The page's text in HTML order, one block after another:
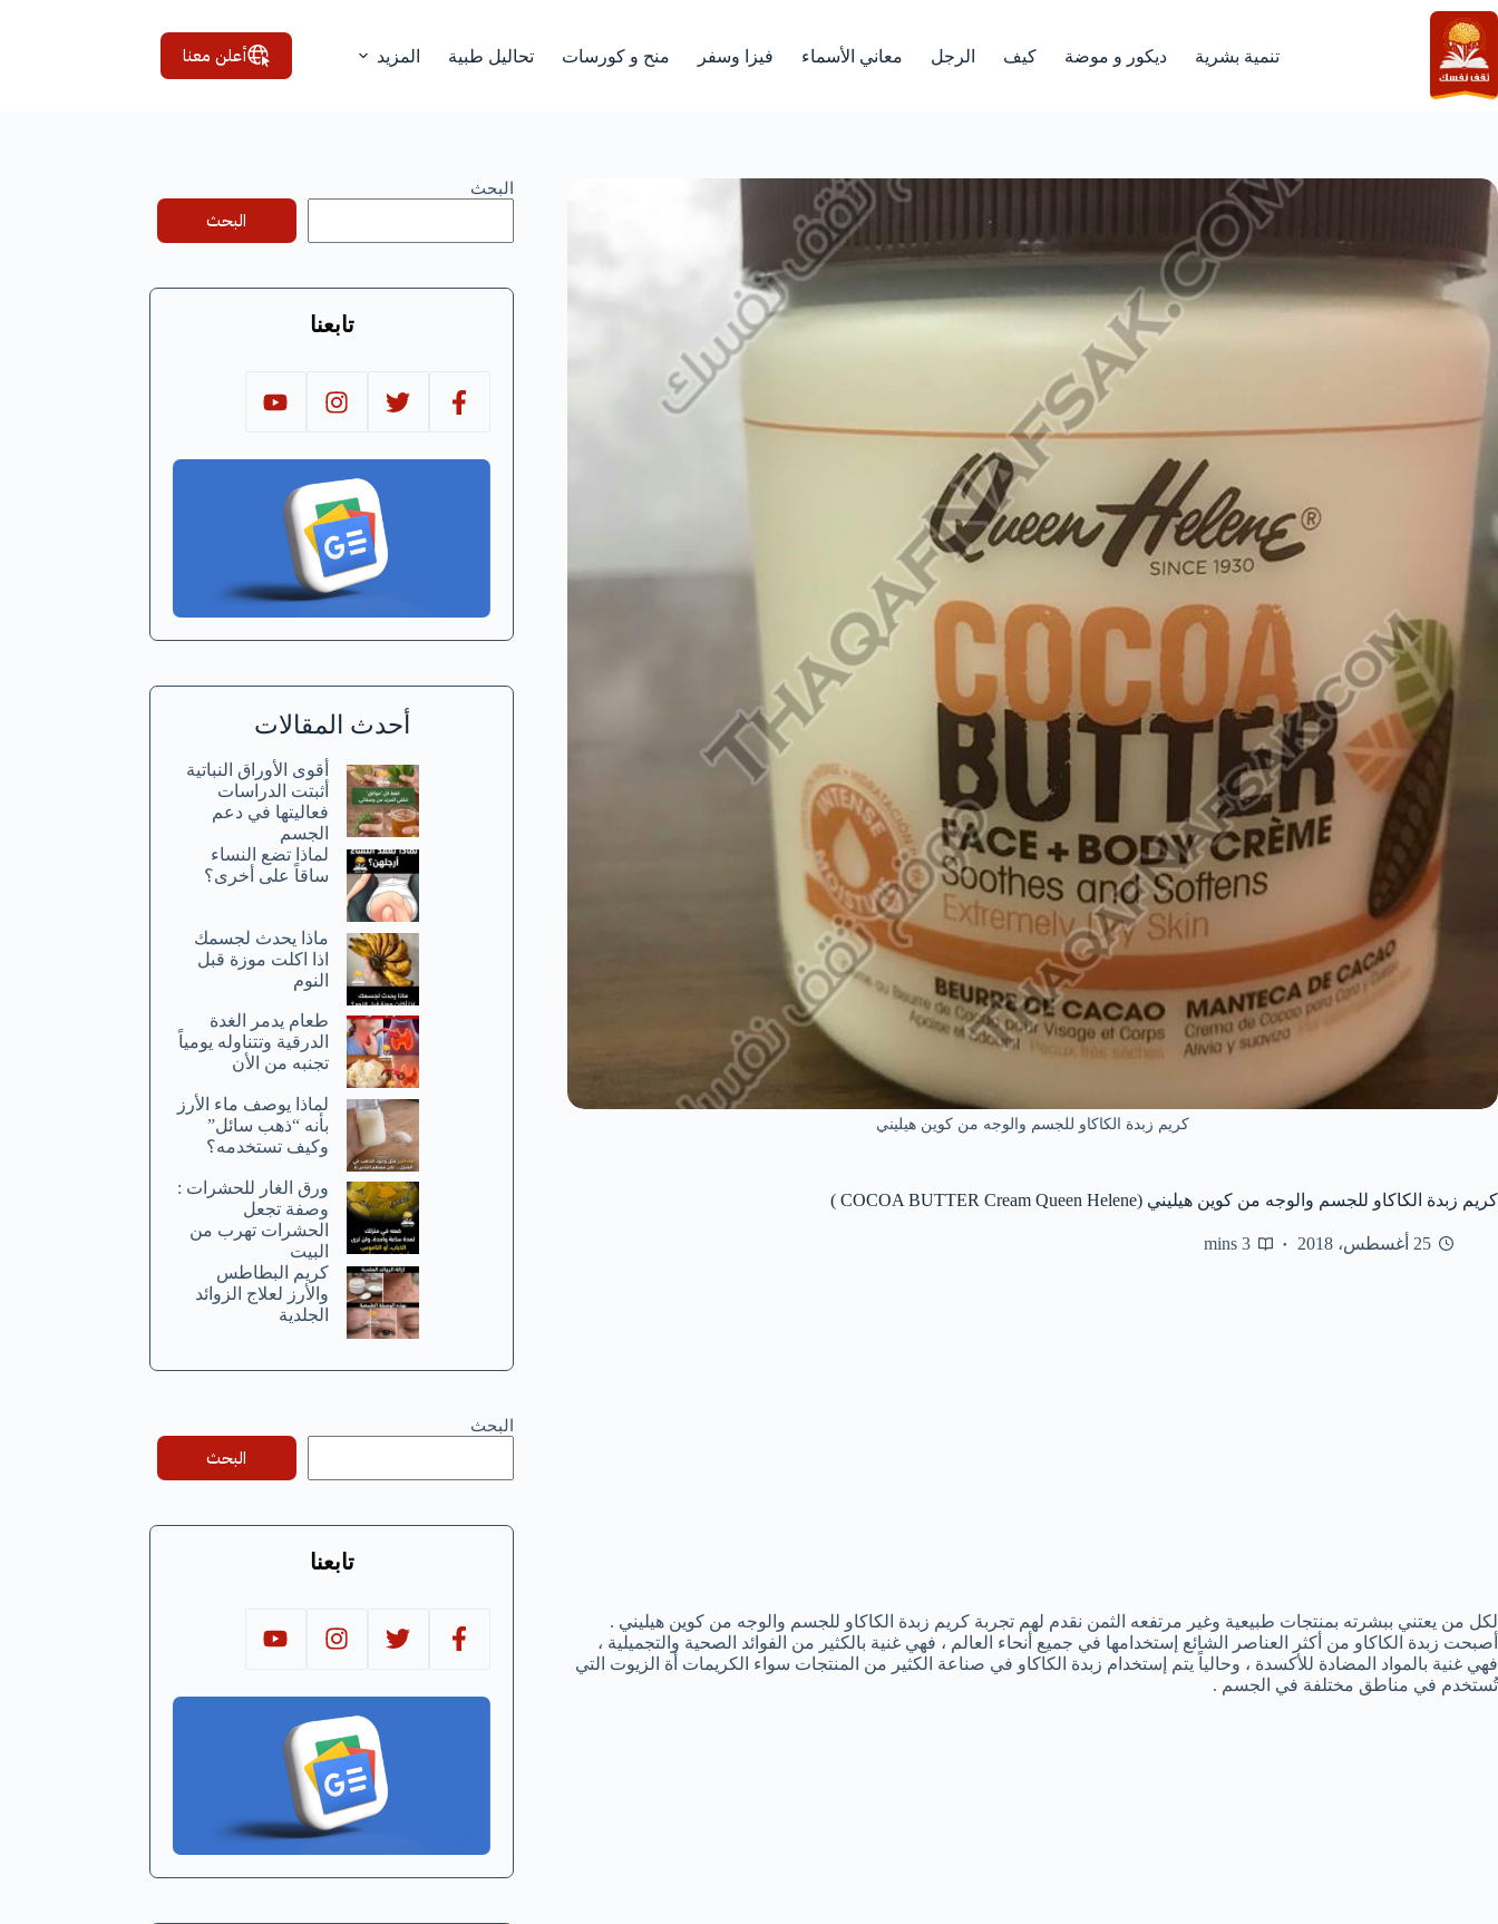
التجاوز
إلى
المحتوى
تنمية بشرية ديكور و موضة كيف الرجل معاني الأسماء فيزا وسفر منح و كورسات تحاليل طبية المزيد أعلن معنا
كريم زبدة الكاكاو للجسم والوجه من كوين هيليني
كريم زبدة الكاكاو للجسم والوجه من كوين هيليني (COCOA BUTTER Cream Queen Helene )
25 أغسطس، 2018 3 mins
لكل من يعتني ببشرته بمنتجات طبيعية وغير مرتفعه الثمن نقدم لهم تجربة كريم زبدة الكاكاو للجسم والوجه من كوين هيليني .
أصبحت زبدة الكاكاو من أكثر العناصر الشائع إستخدامها في جميع أنحاء العالم ، فهي غنية بالكثير من الفوائد الصحية والتجميلية ،
فهي غنية بالمواد المضادة للأكسدة ، وحالياً يتم إستخدام زبدة الكاكاو في صناعة الكثير من المنتجات سواء الكريمات أة الزيوت التي
تُستخدم في مناطق مختلفة في الجسم .
البحث
البحث
تابعنا
أحدث المقالات
أقوى الأوراق النباتية
أثبتت الدراسات
فعاليتها في دعم
الجسم
لماذا تضع النساء
ساقاً على أخرى؟
ماذا يحدث لجسمك
اذا اكلت موزة قبل
النوم
طعام يدمر الغدة
الدرقية وتتناوله يومياً
تجنبه من الأن
لماذا يوصف ماء الأرز
بأنه “ذهب سائل”
وكيف تستخدمه؟
ورق الغار للحشرات :
وصفة تجعل
الحشرات تهرب من
البيت
كريم البطاطس
والأرز لعلاج الزوائد
الجلدية
البحث
البحث
تابعنا